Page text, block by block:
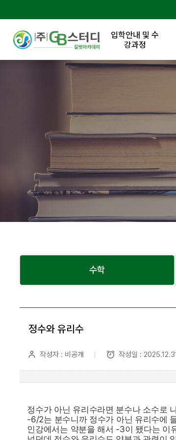
입학안내 및 수
강과정
수학
정수와 유리수
작성자 : 비공걔 작성일 :
정수가 아닌 유리수라면 분수나 소수로
-6/2는 분수니까 정수가 아닌 유리수에
인강에서는 약분을 해서 -3이 됐다는 이